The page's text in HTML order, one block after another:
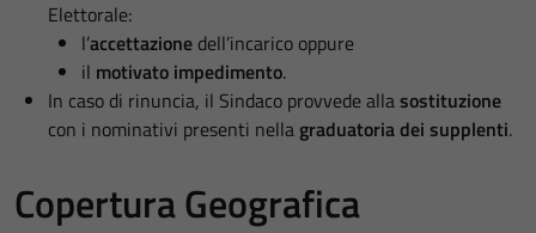
Elettorale:
l’accettazione dell’incarico oppure
il motivato impedimento.
In caso di rinuncia, il Sindaco provvede allasostituzione
con i nominativi presenti nella graduatoria dei supplenti.
Copertura Geografica